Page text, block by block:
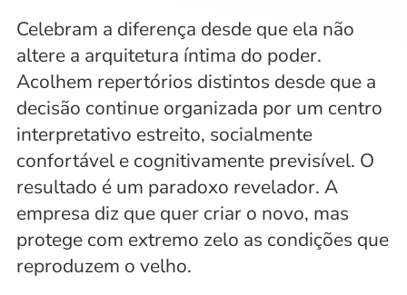
Celebram a diferença desde que ela não
altere a arquitetura íntima do poder.
Acolhem repertórios distintos desde que a
decisão continue organizada por um centro
interpretativo estreito, socialmente
confortável e cognitivamente previsível. O
resultado é um paradoxo revelador. A
empresa diz que quer criar o novo, mas
protege com extremo zelo as condições que
reproduzem o velho.